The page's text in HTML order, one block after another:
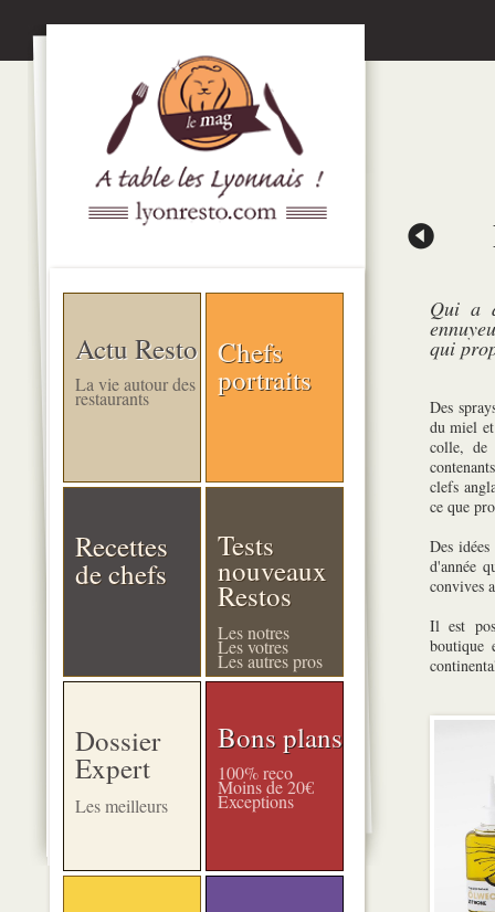
Actu Resto
La vie autour des
restaurants
Chefs
portraits
Recettes
de chefs
Tests
nouveaux
Restos
Les notres
Les votres
Les autres pros
Dossier
Expert
Les meilleurs
Bons plans
100% reco
Moins de 20€
Exceptions
Qui a
qui
Des
du miel et
colle, de
clefs
ce que
Des
d'année
convives
Il est